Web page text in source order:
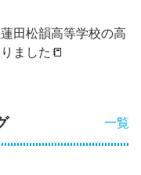
田松韻高等学校の高
ました📒
一覧